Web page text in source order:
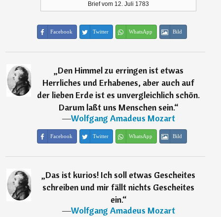
Brief vom 12. Juli 1783
Facebook Twitter WhatsApp Bild
„Den Himmel zu erringen ist etwas
Herrliches und Erhabenes, aber auch auf
der lieben Erde ist es unvergleichlich schön.
Darum laßt uns Menschen sein.“
―Wolfgang Amadeus Mozart
Facebook Twitter WhatsApp Bild
„Das ist kurios! Ich soll etwas Gescheites
schreiben und mir fällt nichts Gescheites
ein.“
―Wolfgang Amadeus Mozart